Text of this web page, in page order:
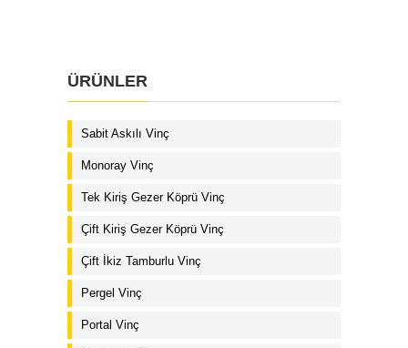
ÜRÜNLER
Sabit Askılı Vinç
Monoray Vinç
Tek Kiriş Gezer Köprü Vinç
Çift Kiriş Gezer Köprü Vinç
Çift İkiz Tamburlu Vinç
Pergel Vinç
Portal Vinç